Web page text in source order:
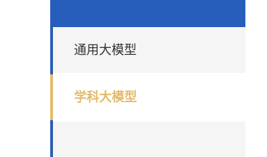
通用大模型
学科大模型